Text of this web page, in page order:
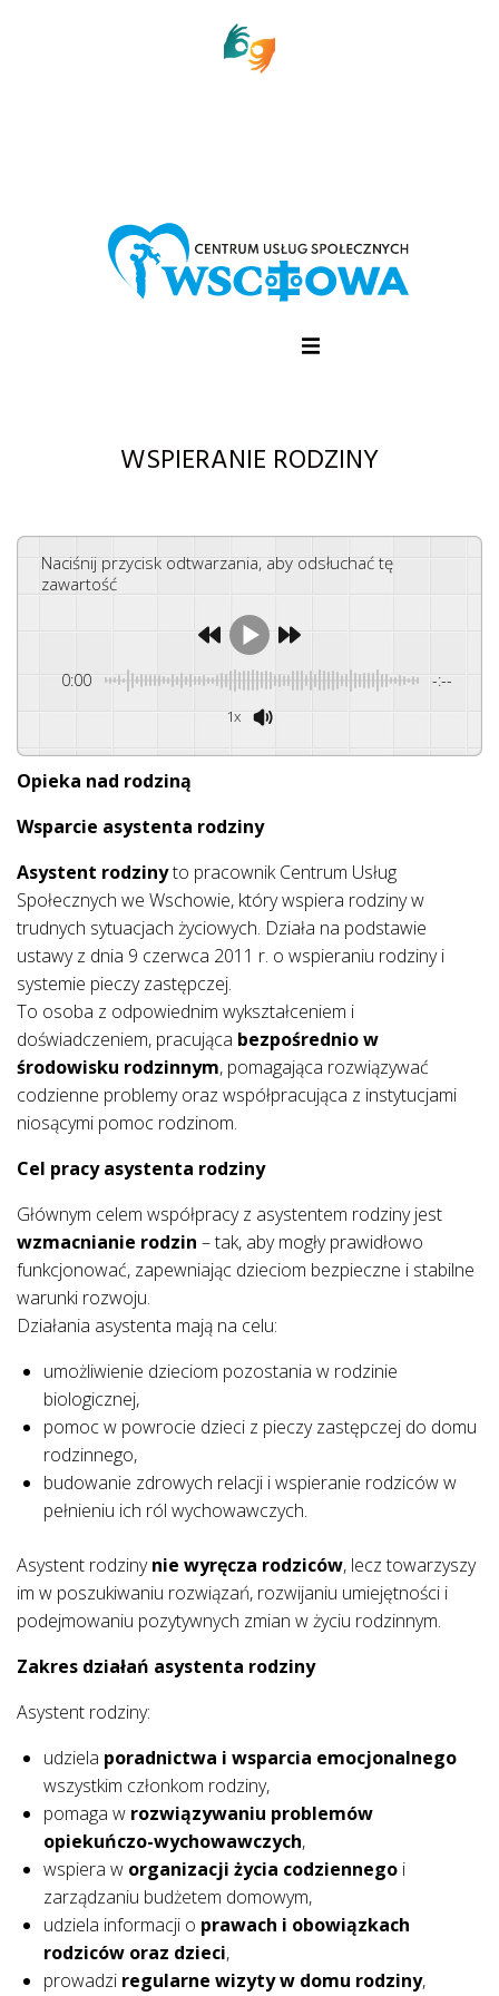
WSPIERANIE RODZINY
Naciśnij przycisk odtwarzania, aby odsłuchać tę
zawartość
0:00 -:--
1x
Opieka nad rodziną
Wsparcie asystenta rodziny
Asystent rodzinyto pracownik Centrum Usług
Społecznych we Wschowie, który wspiera rodziny w
trudnych sytuacjach życiowych. Działa na podstawie
ustawy z dnia 9 czerwca 2011 r. o wspieraniu rodziny i
systemie pieczy zastępczej.
To osoba z odpowiednim wykształceniem i
doświadczeniem, pracująca bezpośrednio w
środowisku rodzinnym, pomagająca rozwiązywać
codzienne problemy oraz współpracująca z instytucjami
niosącymi pomoc rodzinom.
Cel pracy asystenta rodziny
Głównym celem współpracy z asystentem rodziny jest
wzmacnianie rodzin – tak, aby mogły prawidłowo
funkcjonować, zapewniając dzieciom bezpieczne i stabilne
warunki rozwoju.
Działania asystenta mają na celu:
umożliwienie dzieciom pozostania w rodzinie
biologicznej,
pomoc w powrocie dzieci z pieczy zastępczej do domu
rodzinnego,
budowanie zdrowych relacji i wspieranie rodziców w
pełnieniu ich ról wychowawczych.
Asystent rodzinynie wyręcza rodziców, lecz towarzyszy
im w poszukiwaniu rozwiązań, rozwijaniu umiejętności i
podejmowaniu pozytywnych zmian w życiu rodzinnym.
Zakres działań asystenta rodziny
Asystent rodziny:
udziela poradnictwa i wsparcia emocjonalnego
wszystkim członkom rodziny,
pomaga w rozwiązywaniu problemów
opiekuńczo-wychowawczych,
wspiera w organizacji życia codziennego i
zarządzaniu budżetem domowym,
udziela informacji o prawach i obowiązkach
rodziców oraz dzieci,
prowadzi regularne wizyty w domu rodziny,